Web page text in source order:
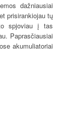
dažniausiai
prisirankiojau tų
spjoviau į tas
Paprasčiausiai
akumuliatoriai